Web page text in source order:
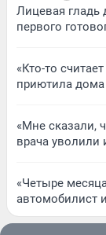
Лицевая гладь
первого
«Кто-то
приютила
«Мне сказали,
врача уволили
«Четыре
автомобилист